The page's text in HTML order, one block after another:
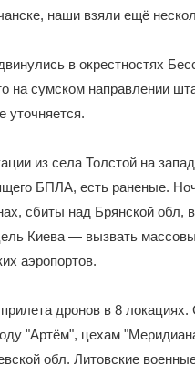
наши взяли ещё
в окрестностях
на сумском направлении
уточняется.
из села Толстой на
БПЛА, есть раненые.
сбиты над Брянской обл,
Киева — вызвать
аэропортов.
дронов в 8
"Артём", цехам
обл. Литовские